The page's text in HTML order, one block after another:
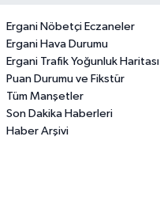
Ergani Nöbetçi Eczaneler
Ergani Hava Durumu
Ergani Trafik Yoğunluk Haritası
Puan Durumu ve Fikstür
Tüm Manşetler
Son Dakika Haberleri
Haber Arşivi